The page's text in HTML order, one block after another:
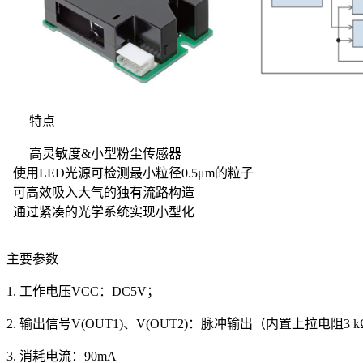
特点
高灵敏度&小型粉尘传感器
使用LED光源可检测最小粒径0.5μm的粒子
可高效吸入大气的独有流路构造
通过紧凑的光学系统实现小型化
主要参数
1. 工作电压VCC ： DC5V；
2. 输出信号V(OUT1)、 V(OUT2)： 脉冲输出（内置上拉电阻3 k
3. 消耗电流： 90mA